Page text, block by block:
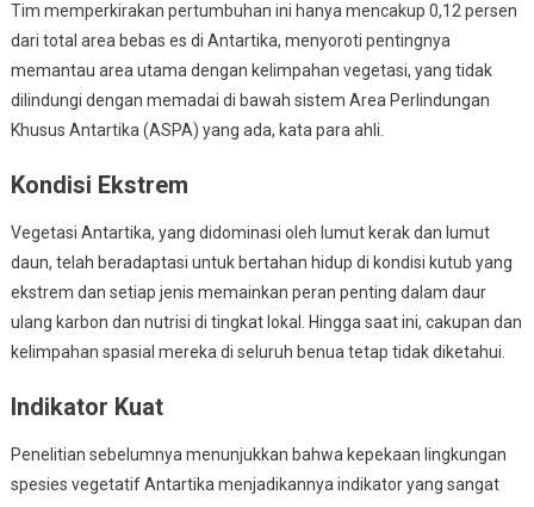
Tim memperkirakan pertumbuhan ini hanya mencakup 0,12 persen
dari total area bebas es di Antartika, menyoroti pentingnya
memantau area utama dengan kelimpahan vegetasi, yang tidak
dilindungi dengan memadai di bawah sistem Area Perlindungan
Khusus Antartika (ASPA) yang ada, kata para ahli.
Kondisi Ekstrem
Vegetasi Antartika, yang didominasi oleh lumut kerak dan lumut
daun, telah beradaptasi untuk bertahan hidup di kondisi kutub yang
ekstrem dan setiap jenis memainkan peran penting dalam daur
ulang karbon dan nutrisi di tingkat lokal. Hingga saat ini, cakupan dan
kelimpahan spasial mereka di seluruh benua tetap tidak diketahui.
Indikator Kuat
Penelitian sebelumnya menunjukkan bahwa kepekaan lingkungan
spesies vegetatif Antartika menjadikannya indikator yang sangat